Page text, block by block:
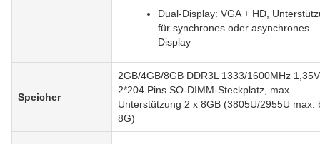
Dual-Display: VGA + HD,
für synchrones oder asynchrones
Display
Speicher
2GB/4GB/8GB DDR3L 1333/1600MHz
2*204 Pins SO-DIMM-Steckplatz, max.
Unterstützung 2 x 8GB (3805U/2955U max.
8G)